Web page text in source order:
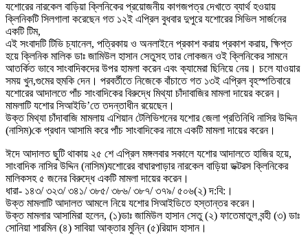
যশোরের নারকেল বাড়িয়া ক্লিনিকের প্রয়োজনীয় কাগজপত্র দেখাতে ব্যার্থ হওয়ায়
ক্লিনিকটি সিলগালা করেছেন গত ১২ই এপ্রিল বুধবার দুপুরে যশোরের সিভিল সার্জনের
একটি টিম,
এই সংবাদটি টিভি চ্যানেল, পত্রিকায় ও অনলাইনে প্রকাশ করায় প্রকাশ করায়, ক্ষিপ্ত
হয়ে ক্লিনিক মালিক ডাঃ জামিউল হাসান সেতুসহ তার লোকজন ওই ক্লিনিকের সামনে
আতর্কিত ভাবে সাংবাদিকদের উপর হামলা করেন এবং ক্যামেরা ছিনিয়ে নেয়। চলে যাওয়ার
সময় খুন,গুমের হুমকি দেন। পরবর্তীতে নিজেকে বাঁচাতে গত ১৩ই এপ্রিল বৃহস্পতিবারে
যশোরের আদালতে পাঁচ সাংবাদিকের বিরুদ্ধে মিথ্যা চাঁদাবাজির মামলা দায়ের করেন।
মামলাটি যশোর সিআইডি’তে তদন্তাধীন রয়েছেন।
উক্ত মিথ্যা চাঁদাবাজি মামলায় এশিয়ান টেলিভিশনের যশোর জেলা প্রতিনিধি নাসির উদ্দিন
(নাসিম)কে প্রধান আসামি করে পাঁচ সাংবাদিকের নামে একটি মামলা দায়ের করেন।
ঈদে আদালত ছুটি থাকায় ২৫ শে এপ্রিল মঙ্গলবার সকালে যশোর আদালতে হাজির হয়ে,
সাংবাদিক নাসির উদ্দিন (নাসিম)যশোরের বাঘারপাড়ার নারকেল বাড়িয়া ডক্টরস ক্লিনিকের
মালিকসহ ৫ জনের বিরুদ্ধে একটি মামলা দায়ের করেন।
ধারা- ১৪৩/ ৩২৩/ ৩৪১/ ৩৮৫/ ৩৮৬/ ৩৮৭/ ৩৭৯/ ৫০৬(২) দ:বি:।
উক্ত মামলাটি আদালত আমলে নিয়ে যশোর সিআইডিতে হস্তান্তর করেন।
উক্ত মামলার আসামিরা হলেন, (১)ডাঃ জামিউল হাসান সেতু (২) ফাতেমাতুল বন্হী (৩) ডাঃ
সোনিয়া শারমিন (৪) সাবিয়া আক্তার মুন্নি (৫)রিয়াদ হাসান।